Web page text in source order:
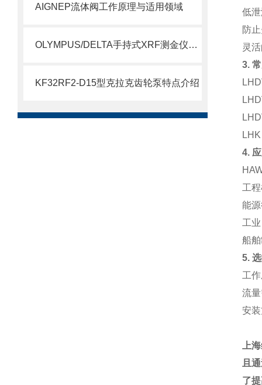
AIGNEP流体阀工作原理与适用领域
OLYMPUS/DELTA手持式XRF测金仪资料及特点？
KF32RF2-D15型克拉克齿轮泵特点介绍
低
防
灵
3.
4.
工
能
工
船
5.
工
流
安
上
且
了